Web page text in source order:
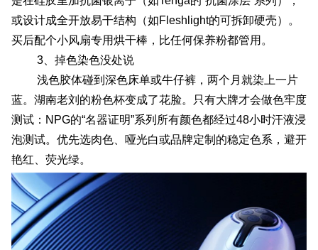
或设计成全开放易干结构（如Fleshlight的可拆卸硬壳）。
买后配个小风扇专用烘干棒，比任何保养粉都管用。
3、掉色染色没处说
浅色胶体碰到深色床单或牛仔裤，两个月就染上一片
蓝。湖南老刘的粉色杯变成了花脸。只有大牌才会做色牢度
测试：NPG的“名器证明”系列所有颜色都经过48小时汗液浸
泡测试。优先选肉色、哑光白或品牌定制的稳定色系，避开
艳红、荧光绿。